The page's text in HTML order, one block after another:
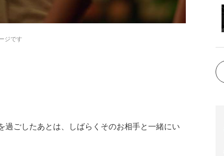
ジです
ごしたあとは、しばらくそのお相手と一緒にい